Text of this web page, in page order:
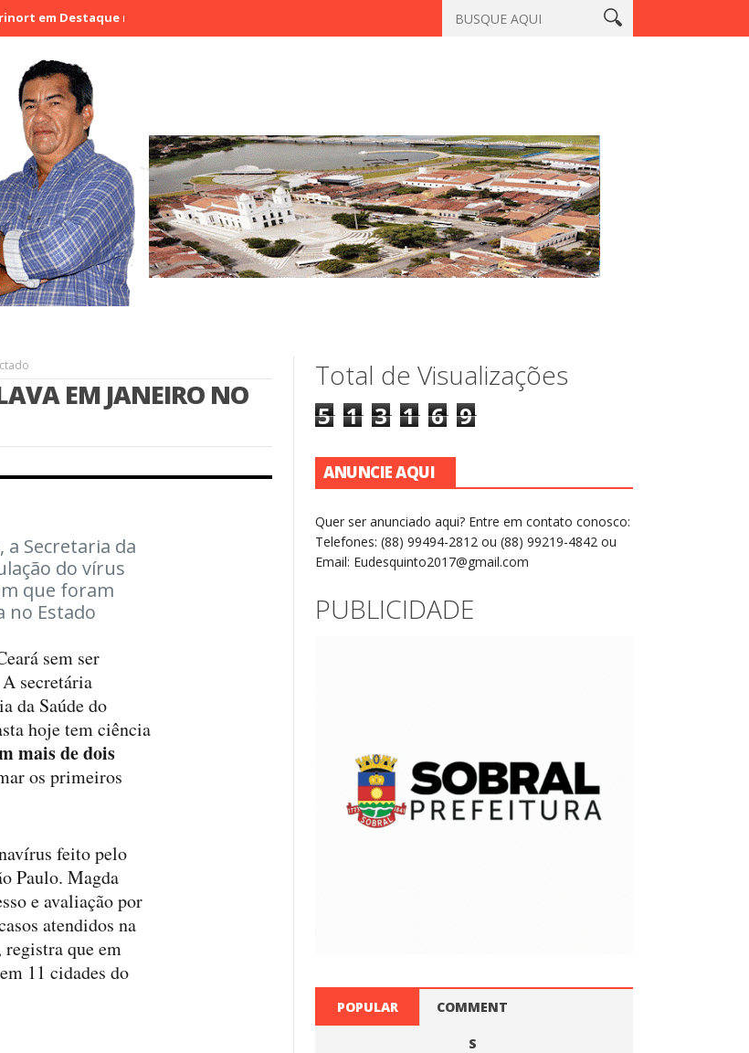
na I Feira de Artesãos e Produtores Rurais de Aracatiaçu, Sobral Vigilante é morto a tiros em laboratório no
EM JANEIRO NO
a Secretaria da
do vírus
que foram
no Estado
sem ser
secretária
da Saúde do
hoje tem ciência
mais de dois
os primeiros
feito pelo
Paulo. Magda
e avaliação por
atendidos na
registra que em
11 cidades do
Total de Visualizações
5 1 3 1 6 9
ANUNCIE AQUI
Quer ser anunciado aqui? Entre em contato conosco:
Telefones: (88) 99494-2812 ou (88) 99219-4842 ou
Email: Eudesquinto2017@gmail.com
PUBLICIDADE
POPULAR COMMENT
S